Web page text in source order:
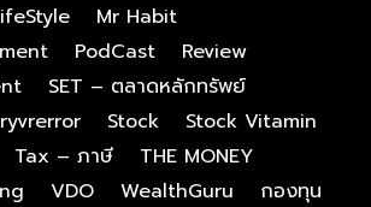
Mr Habit
PodCast
Review
SET – ตลาดหลักทรัพย์
Stock
Stock Vitamin
Tax – ภาษี
THE MONEY
VDO WealthGuru
กองทุน